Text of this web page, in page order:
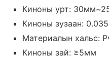
Киноны урт:
Киноны зузаан:
Материалын хальс:
Киноны зай: ≥5мм